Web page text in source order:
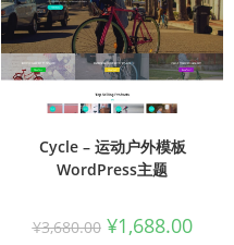
Cycle – 运动户外模板
WordPress主题
¥3,680.00 ¥1,688.00